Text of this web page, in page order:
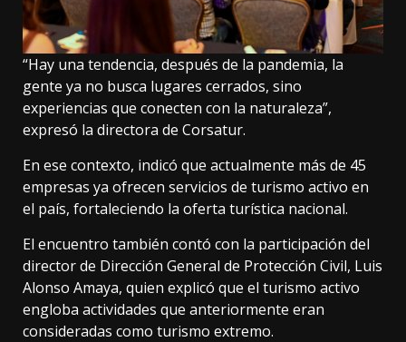
“Hay una tendencia, después de la pandemia, la
gente ya no busca lugares cerrados, sino
experiencias que conecten con la naturaleza”,
expresó la directora de Corsatur.
En ese contexto, indicó que actualmente más de 45
empresas ya ofrecen servicios de turismo activo en
el país, fortaleciendo la oferta turística nacional.
El encuentro también contó con la participación del
director de Dirección General de Protección Civil, Luis
Alonso Amaya, quien explicó que el turismo activo
engloba actividades que anteriormente eran
consideradas como turismo extremo.